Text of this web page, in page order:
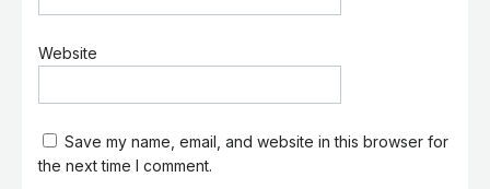
Website
Save my name, email, and website in this browser for
the next time I comment.